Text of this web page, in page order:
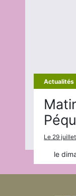
Actualités
Le 29
le